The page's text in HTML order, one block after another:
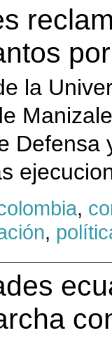
la
Defensa
,
,